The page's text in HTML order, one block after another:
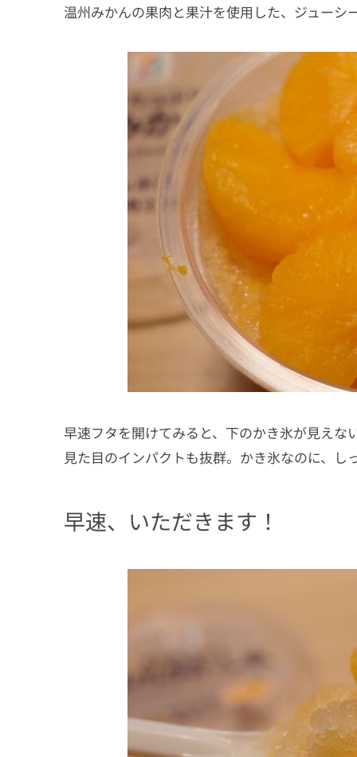
温州みかんの果肉と果汁を使用した、ジュー
早速フタを開けてみると、下のかき氷が見え
見た目のインパクトも抜群。かき氷なのに、
早速、いただきます！